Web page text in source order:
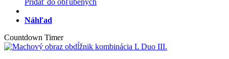
Pridať do obľúbených
Náhľad
Countdown Timer